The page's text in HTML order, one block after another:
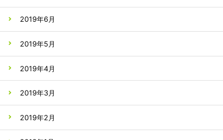
2019年6月
2019年5月
2019年4月
2019年3月
2019年2月